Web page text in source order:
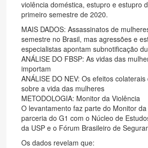
violência doméstica, estupro e estupro
primeiro semestre de 2020.
MAIS DADOS: Assassinatos de
semestre no Brasil, mas agressões e
especialistas apontam subnotificação
ANÁLISE DO FBSP: As vidas das
importam
ANÁLISE DO NEV: Os efeitos
sobre a vida das mulheres
METODOLOGIA: Monitor da Violência
O levantamento faz parte do Monitor
parceria do G1 com o Núcleo de
da USP e o Fórum Brasileiro de
Os dados revelam que: